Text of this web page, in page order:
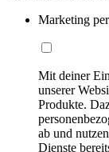
Marketing
Mit deiner
unserer
Produkte.
ab und
Dienste